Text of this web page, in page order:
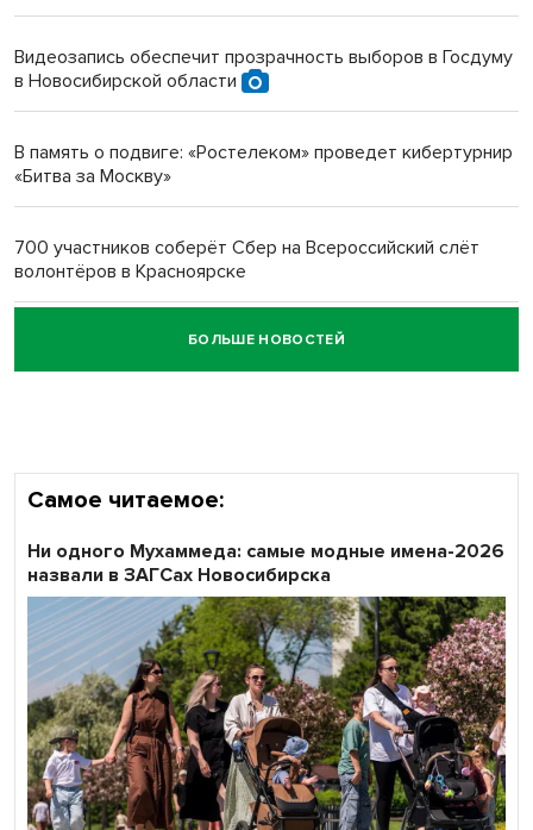
Новосибирский преподаватель с женой вошли в топ-16
Видеозапись обеспечит прозрачность выборов в Госдуму
в Новосибирской области
В память о подвиге: «Ростелеком» проведет кибертурнир
«Битва за Москву»
700 участников соберёт Сбер на Всероссийский слёт
волонтёров в Красноярске
Честный выбор: видеонаблюдение обеспечит
объективность результатов ЕДГ в Новосибирской
БОЛЬШЕ НОВОСТЕЙ
Самое читаемое:
Ни одного Мухаммеда: самые модные имена-2026
назвали в ЗАГСах Новосибирска